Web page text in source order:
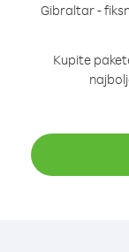
Gibraltar -
Kupite